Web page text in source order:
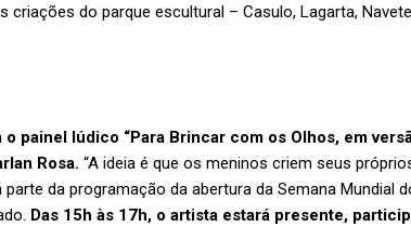
criações do parque escultural – Casulo, Lagarta,
painel lúdico “Para Brincar com os Olhos, em
Rosa. “A ideia é que os meninos criem seus
da programação da abertura da Semana Mundial
Das 15h às 17h, o artista estará presente,